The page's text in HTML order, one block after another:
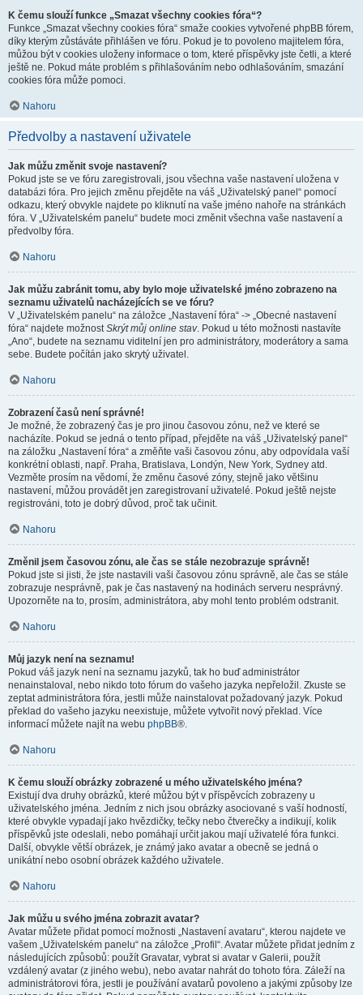
K čemu slouží funkce „Smazat všechny cookies fóra“?
Funkce „Smazat všechny cookies fóra“ smaže cookies vytvořené phpBB fórem,
díky kterým zůstáváte přihlášen ve fóru. Pokud je to povoleno majitelem fóra,
můžou být v cookies uloženy informace o tom, které příspěvky jste četli, a které
ještě ne. Pokud máte problém s přihlašováním nebo odhlašováním, smazání
cookies fóra může pomoci.
Nahoru
Předvolby a nastavení uživatele
Jak můžu změnit svoje nastavení?
Pokud jste se ve fóru zaregistrovali, jsou všechna vaše nastavení uložena v
databázi fóra. Pro jejich změnu přejděte na váš „Uživatelský panel“ pomocí
odkazu, který obvykle najdete po kliknutí na vaše jméno nahoře na stránkách
fóra. V „Uživatelském panelu“ budete moci změnit všechna vaše nastavení a
předvolby fóra.
Nahoru
Jak můžu zabránit tomu, aby bylo moje uživatelské jméno zobrazeno na
seznamu uživatelů nacházejících se ve fóru?
V „Uživatelském panelu“ na záložce „Nastavení fóra“ -> „Obecné nastavení
fóra“ najdete možnostSkrýt můj online stav. Pokud u této možnosti nastavíte
„Ano“, budete na seznamu viditelní jen pro administrátory, moderátory a sama
sebe. Budete počítán jako skrytý uživatel.
Nahoru
Zobrazení časů není správné!
Je možné, že zobrazený čas je pro jinou časovou zónu, než ve které se
nacházíte. Pokud se jedná o tento případ, přejděte na váš „Uživatelský panel“
na záložku „Nastavení fóra“ a změňte vaši časovou zónu, aby odpovídala vaší
konkrétní oblasti, např. Praha, Bratislava, Londýn, New York, Sydney atd.
Vezměte prosím na vědomí, že změnu časové zóny, stejně jako většinu
nastavení, můžou provádět jen zaregistrovaní uživatelé. Pokud ještě nejste
registrováni, toto je dobrý důvod, proč tak učinit.
Nahoru
Změnil jsem časovou zónu, ale čas se stále nezobrazuje správně!
Pokud jste si jisti, že jste nastavili vaši časovou zónu správně, ale čas se stále
zobrazuje nesprávně, pak je čas nastavený na hodinách serveru nesprávný.
Upozorněte na to, prosím, administrátora, aby mohl tento problém odstranit.
Nahoru
Můj jazyk není na seznamu!
Pokud váš jazyk není na seznamu jazyků, tak ho buď administrátor
nenainstaloval, nebo nikdo toto fórum do vašeho jazyka nepřeložil. Zkuste se
zeptat administrátora fóra, jestli může nainstalovat požadovaný jazyk. Pokud
překlad do vašeho jazyku neexistuje, můžete vytvořit nový překlad. Více
informací můžete najít na webu phpBB®.
Nahoru
K čemu slouží obrázky zobrazené u mého uživatelského jména?
Existují dva druhy obrázků, které můžou být v příspěvcích zobrazeny u
uživatelského jména. Jedním z nich jsou obrázky asociované s vaší hodností,
které obvykle vypadají jako hvězdičky, tečky nebo čtverečky a indikují, kolik
příspěvků jste odeslali, nebo pomáhají určit jakou mají uživatelé fóra funkci.
Další, obvykle větší obrázek, je známý jako avatar a obecně se jedná o
unikátní nebo osobní obrázek každého uživatele.
Nahoru
Jak můžu u svého jména zobrazit avatar?
Avatar můžete přidat pomocí možnosti „Nastavení avataru“, kterou najdete ve
vašem „Uživatelském panelu“ na záložce „Profil“. Avatar můžete přidat jedním z
následujících způsobů: použít Gravatar, vybrat si avatar v Galerii, použít
vzdálený avatar (z jiného webu), nebo avatar nahrát do tohoto fóra. Záleží na
administrátorovi fóra, jestli je používání avatarů povoleno a jakými způsoby lze